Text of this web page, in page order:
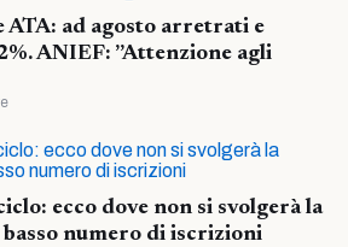
ATA: ad agosto arretrati e
ANIEF: ”Attenzione agli
ecco dove non si svolgerà la
numero di iscrizioni